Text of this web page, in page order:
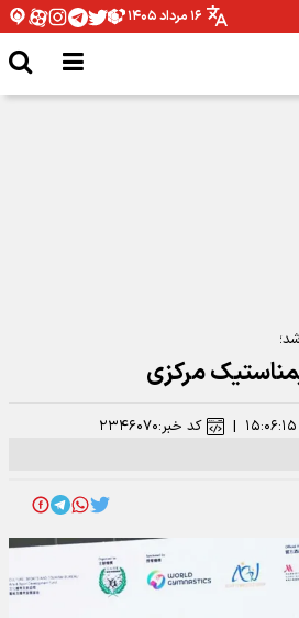
۱۶ مرداد ۱۴۰۵
مرکزی
۱۵:۰۶:۱۵ | کد خبر:۲۳۴۶۰۷۰